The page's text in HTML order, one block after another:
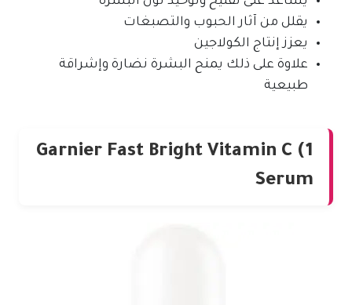
يقلل من آثار الحبوب والتصبغات
يعزز إنتاج الكولاجين
علاوة على ذلك يمنح البشرة نضارة وإشراقة
طبيعية
1) Garnier Fast Bright Vitamin C
Serum